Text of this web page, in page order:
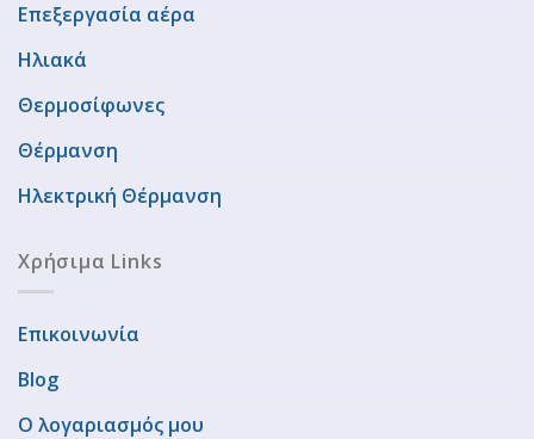
Επεξεργασία αέρα
Ηλιακά
Θερμοσίφωνες
Θέρμανση
Ηλεκτρική Θέρμανση
Χρήσιμα Links
Επικοινωνία
Blog
Ο λογαριασμός μου